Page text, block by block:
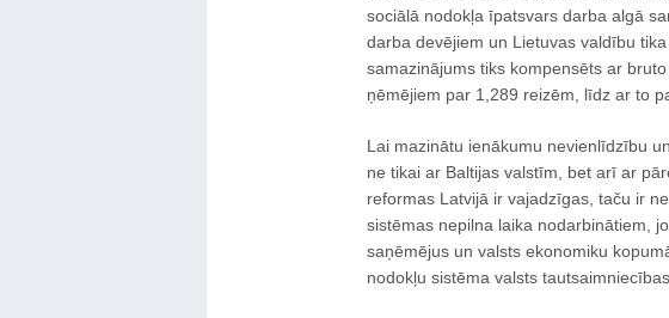
sociālā nodokļa īpatsvars darba algā
darba devējiem un Lietuvas valdību
samazinājums tiks kompensēts ar
ņēmējiem par 1,289 reizēm, līdz ar to
Lai mazinātu ienākumu nevienlīdzību
ne tikai ar Baltijas valstīm, bet arī ar
reformas Latvijā ir vajadzīgas, taču ir
sistēmas nepilna laika nodarbinātiem,
saņēmējus un valsts ekonomiku
nodokļu sistēma valsts